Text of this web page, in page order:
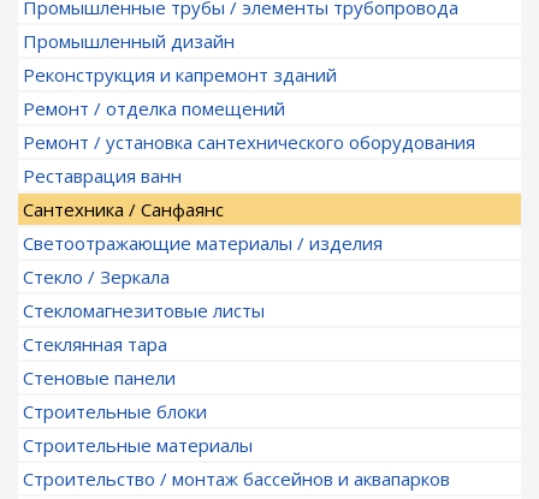
Промышленные трубы / элементы трубопровода
Промышленный дизайн
Реконструкция и капремонт зданий
Ремонт / отделка помещений
Ремонт / установка сантехнического оборудования
Реставрация ванн
Сантехника / Санфаянс
Светоотражающие материалы / изделия
Стекло / Зеркала
Стекломагнезитовые листы
Стеклянная тара
Стеновые панели
Строительные блоки
Строительные материалы
Строительство / монтаж бассейнов и аквапарков